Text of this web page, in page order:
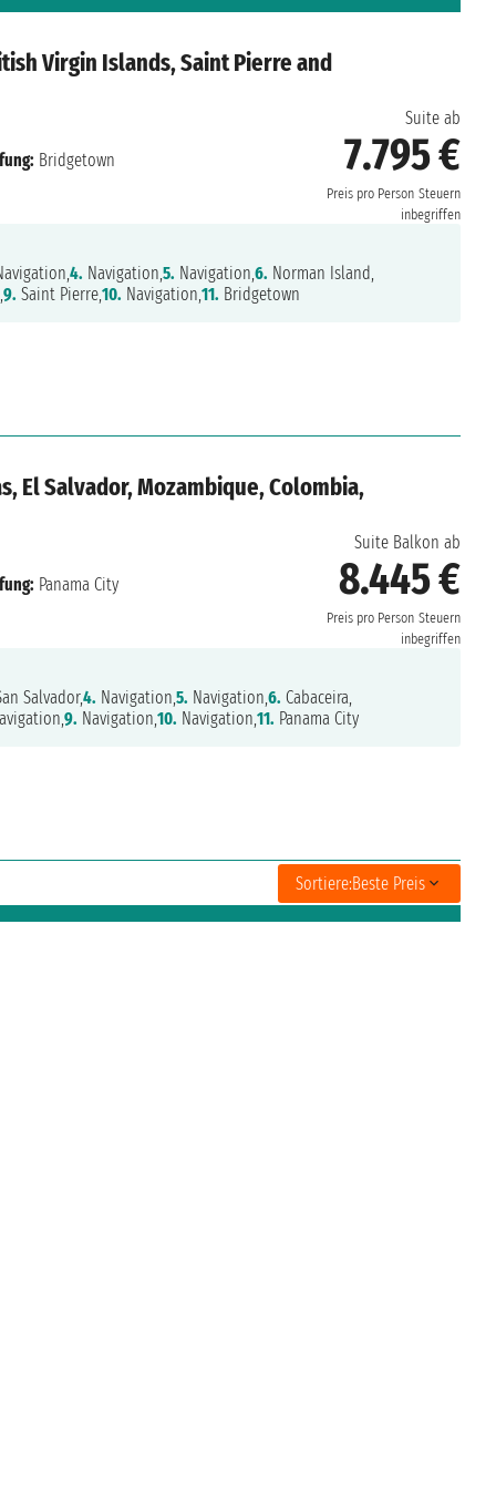
Virgin Islands, Saint Pierre and
Suite ab
7.795 €
Preis pro Person Steuern
inbegriffen
Bridgetown
4. Navigation,5. Navigation,6. Norman Island,
9. Saint Pierre,10. Navigation,11. Bridgetown
El Salvador, Mozambique, Colombia,
Suite Balkon ab
8.445 €
Preis pro Person Steuern
inbegriffen
Panama City
Salvador,4. Navigation,5. Navigation,6. Cabaceira,
9. Navigation,10. Navigation,11. Panama City
Sortiere:Beste Preis